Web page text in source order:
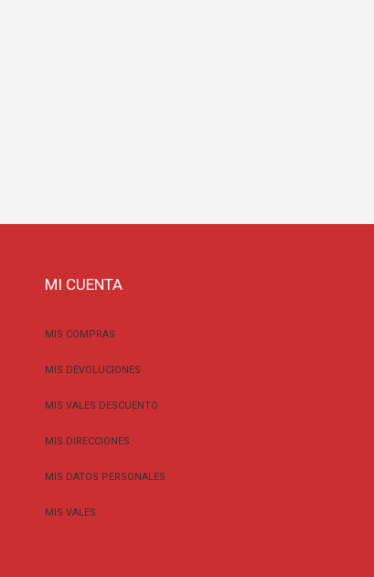
MI CUENTA
MIS COMPRAS
MIS DEVOLUCIONES
MIS VALES DESCUENTO
MIS DIRECCIONES
MIS DATOS PERSONALES
MIS VALES